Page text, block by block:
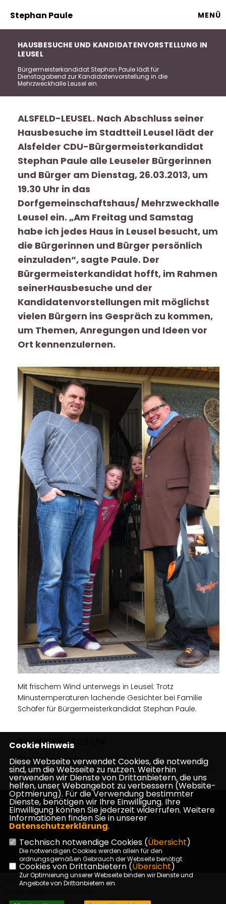
Stephan Paule MENÜ
HAUSBESUCHE UND KANDIDATENVORSTELLUNG IN
LEUSEL
Bürgermeisterkandidat Stephan Paule lädt für
Dienstagabend zur Kandidatenvorstellung in die
Mehrzweckhalle Leusel ein.
ALSFELD-LEUSEL. Nach Abschluss seiner
Hausbesuche im Stadtteil Leusel lädt der
Alsfelder CDU-Bürgermeisterkandidat
Stephan Paule alle Leuseler Bürgerinnen
und Bürger am Dienstag, 26.03.2013, um
19.30 Uhr in das
Dorfgemeinschaftshaus/ Mehrzweckhalle
Leusel ein. „Am Freitag und Samstag
habe ich jedes Haus in Leusel besucht, um
die Bürgerinnen und Bürger persönlich
einzuladen“, sagte Paule. Der
Bürgermeisterkandidat hofft, im Rahmen
seinerHausbesuche und der
Kandidatenvorstellungen mit möglichst
vielen Bürgern ins Gespräch zu kommen,
um Themen, Anregungen und Ideen vor
Ort kennenzulernen.
Mit frischem Wind unterwegs in Leusel: Trotz
Minustemperaturen lachende Gesichter bei Familie
Schäfer für Bürgermeisterkandidat Stephan Paule.
24.03.2013, 14:26 Uhr
Stephan Paule
Impressum Datenschutz Kontakt
©2026 Stephan Paule - Ihr
Cookie Hinweis
Diese Webseite verwendet Cookies, die notwendig
sind, um die Webseite zu nutzen. Weiterhin
verwenden wir Dienste von Drittanbietern, die uns
helfen, unser Webangebot zu verbessern (Website-
Optmierung). Für die Verwendung bestimmter
Dienste, benötigen wir Ihre Einwilligung. Ihre
Einwilligung können Sie jederzeit widerrufen. Weitere
Informationen finden Sie in unserer
Datenschutzerklärung.
Technisch notwendige Cookies (Übersicht)
Die notwendigen Cookies werden allein für den
ordnungsgemäßen Gebrauch der Webseite benötigt.
Cookies von Drittanbietern (Übersicht)
Zur Optimierung unserer Webseite binden wir Dienste und
Angebote von Drittanbietern ein.